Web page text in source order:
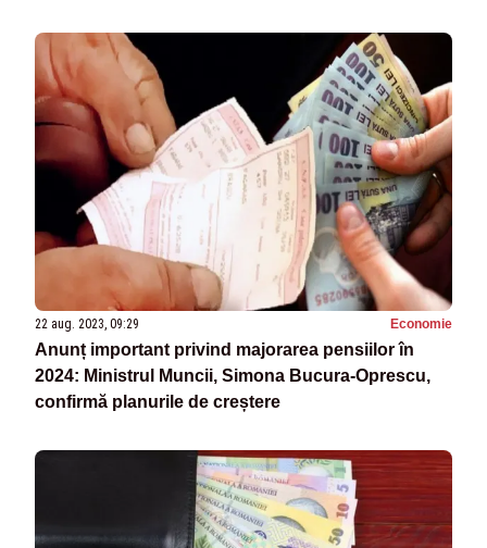
22 aug. 2023, 09:29 Economie
Anunț important privind majorarea pensiilor în
2024: Ministrul Muncii, Simona Bucura-Oprescu,
confirmă planurile de creștere